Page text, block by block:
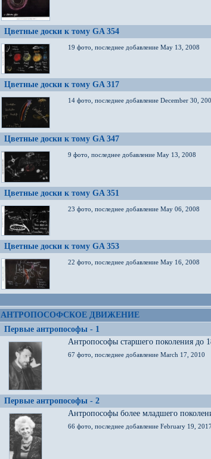
Цветные доски к тому GA 354
19 фото, последнее добавление May 13, 2008
Цветные доски к тому GA 317
14 фото, последнее добавление December 30,
Цветные доски к тому GA 347
9 фото, последнее добавление May 13, 2008
Цветные доски к тому GA 351
23 фото, последнее добавление May 06, 2008
Цветные доски к тому GA 353
22 фото, последнее добавление May 16, 2008
АНТРОПОСОФСКОЕ ДВИЖЕНИЕ
Первые антропософы - 1
Антропософы старшего поколения до
67 фото, последнее добавление March 17, 2010
Первые антропософы - 2
Антропософы более младшего
66 фото, последнее добавление February 19,